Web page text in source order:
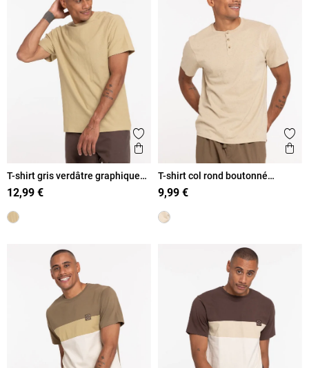
Ajouter aux favoris
Aperçu rapide
T-shirt gris verdâtre graphique
homme
12,99 €
T-shirt col rond boutonné
homme
9,99 €